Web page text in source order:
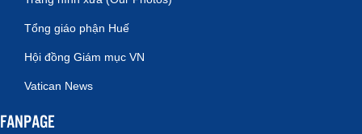
Tổng giáo phận Huế
Hội đồng Giám mục VN
Vatican News
FANPAGE